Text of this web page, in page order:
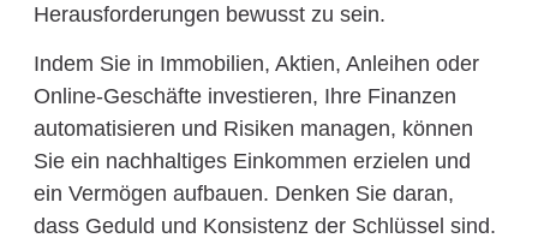
Herausforderungen bewusst zu sein.
Indem Sie in Immobilien, Aktien, Anleihen oder
Online-Geschäfte investieren, Ihre Finanzen
automatisieren und Risiken managen, können
Sie ein nachhaltiges Einkommen erzielen und
ein Vermögen aufbauen. Denken Sie daran,
dass Geduld und Konsistenz der Schlüssel sind.